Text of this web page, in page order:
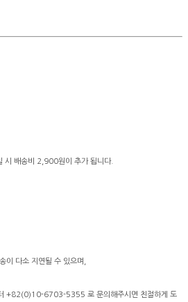
시 배송비 2,900원이 추가 됩니다.
이 다소 지연될 수 있으며,
터 +82(0)10-6703-5355 로 문의해주시면 친절하게 도